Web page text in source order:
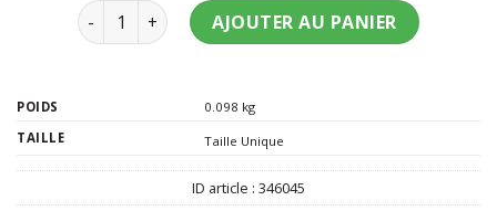
quantité de Bob en poils bleu foncé adulte
AJOUTER AU PANIER
POIDS
0.098 kg
TAILLE
Taille Unique
ID article : 346045